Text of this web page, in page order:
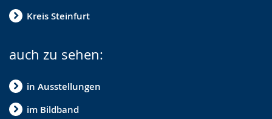
Kreis Steinfurt
auch zu sehen:
in Ausstellungen
im Bildband